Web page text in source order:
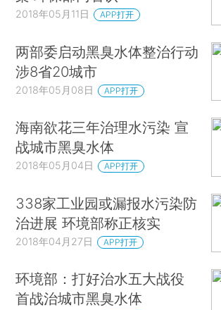
2018年05月11日 APP打开
两部委启动黑臭水体整治行动
涉8省20城市
2018年05月08日 APP打开
海南欲花三年治理水污染 宣
战城市黑臭水体
2018年05月04日 APP打开
338家工业园或漏报水污染防
治进展 环境部称正核实
2018年04月27日 APP打开
环境部：打好治水五大战役
首战治城市黑臭水体